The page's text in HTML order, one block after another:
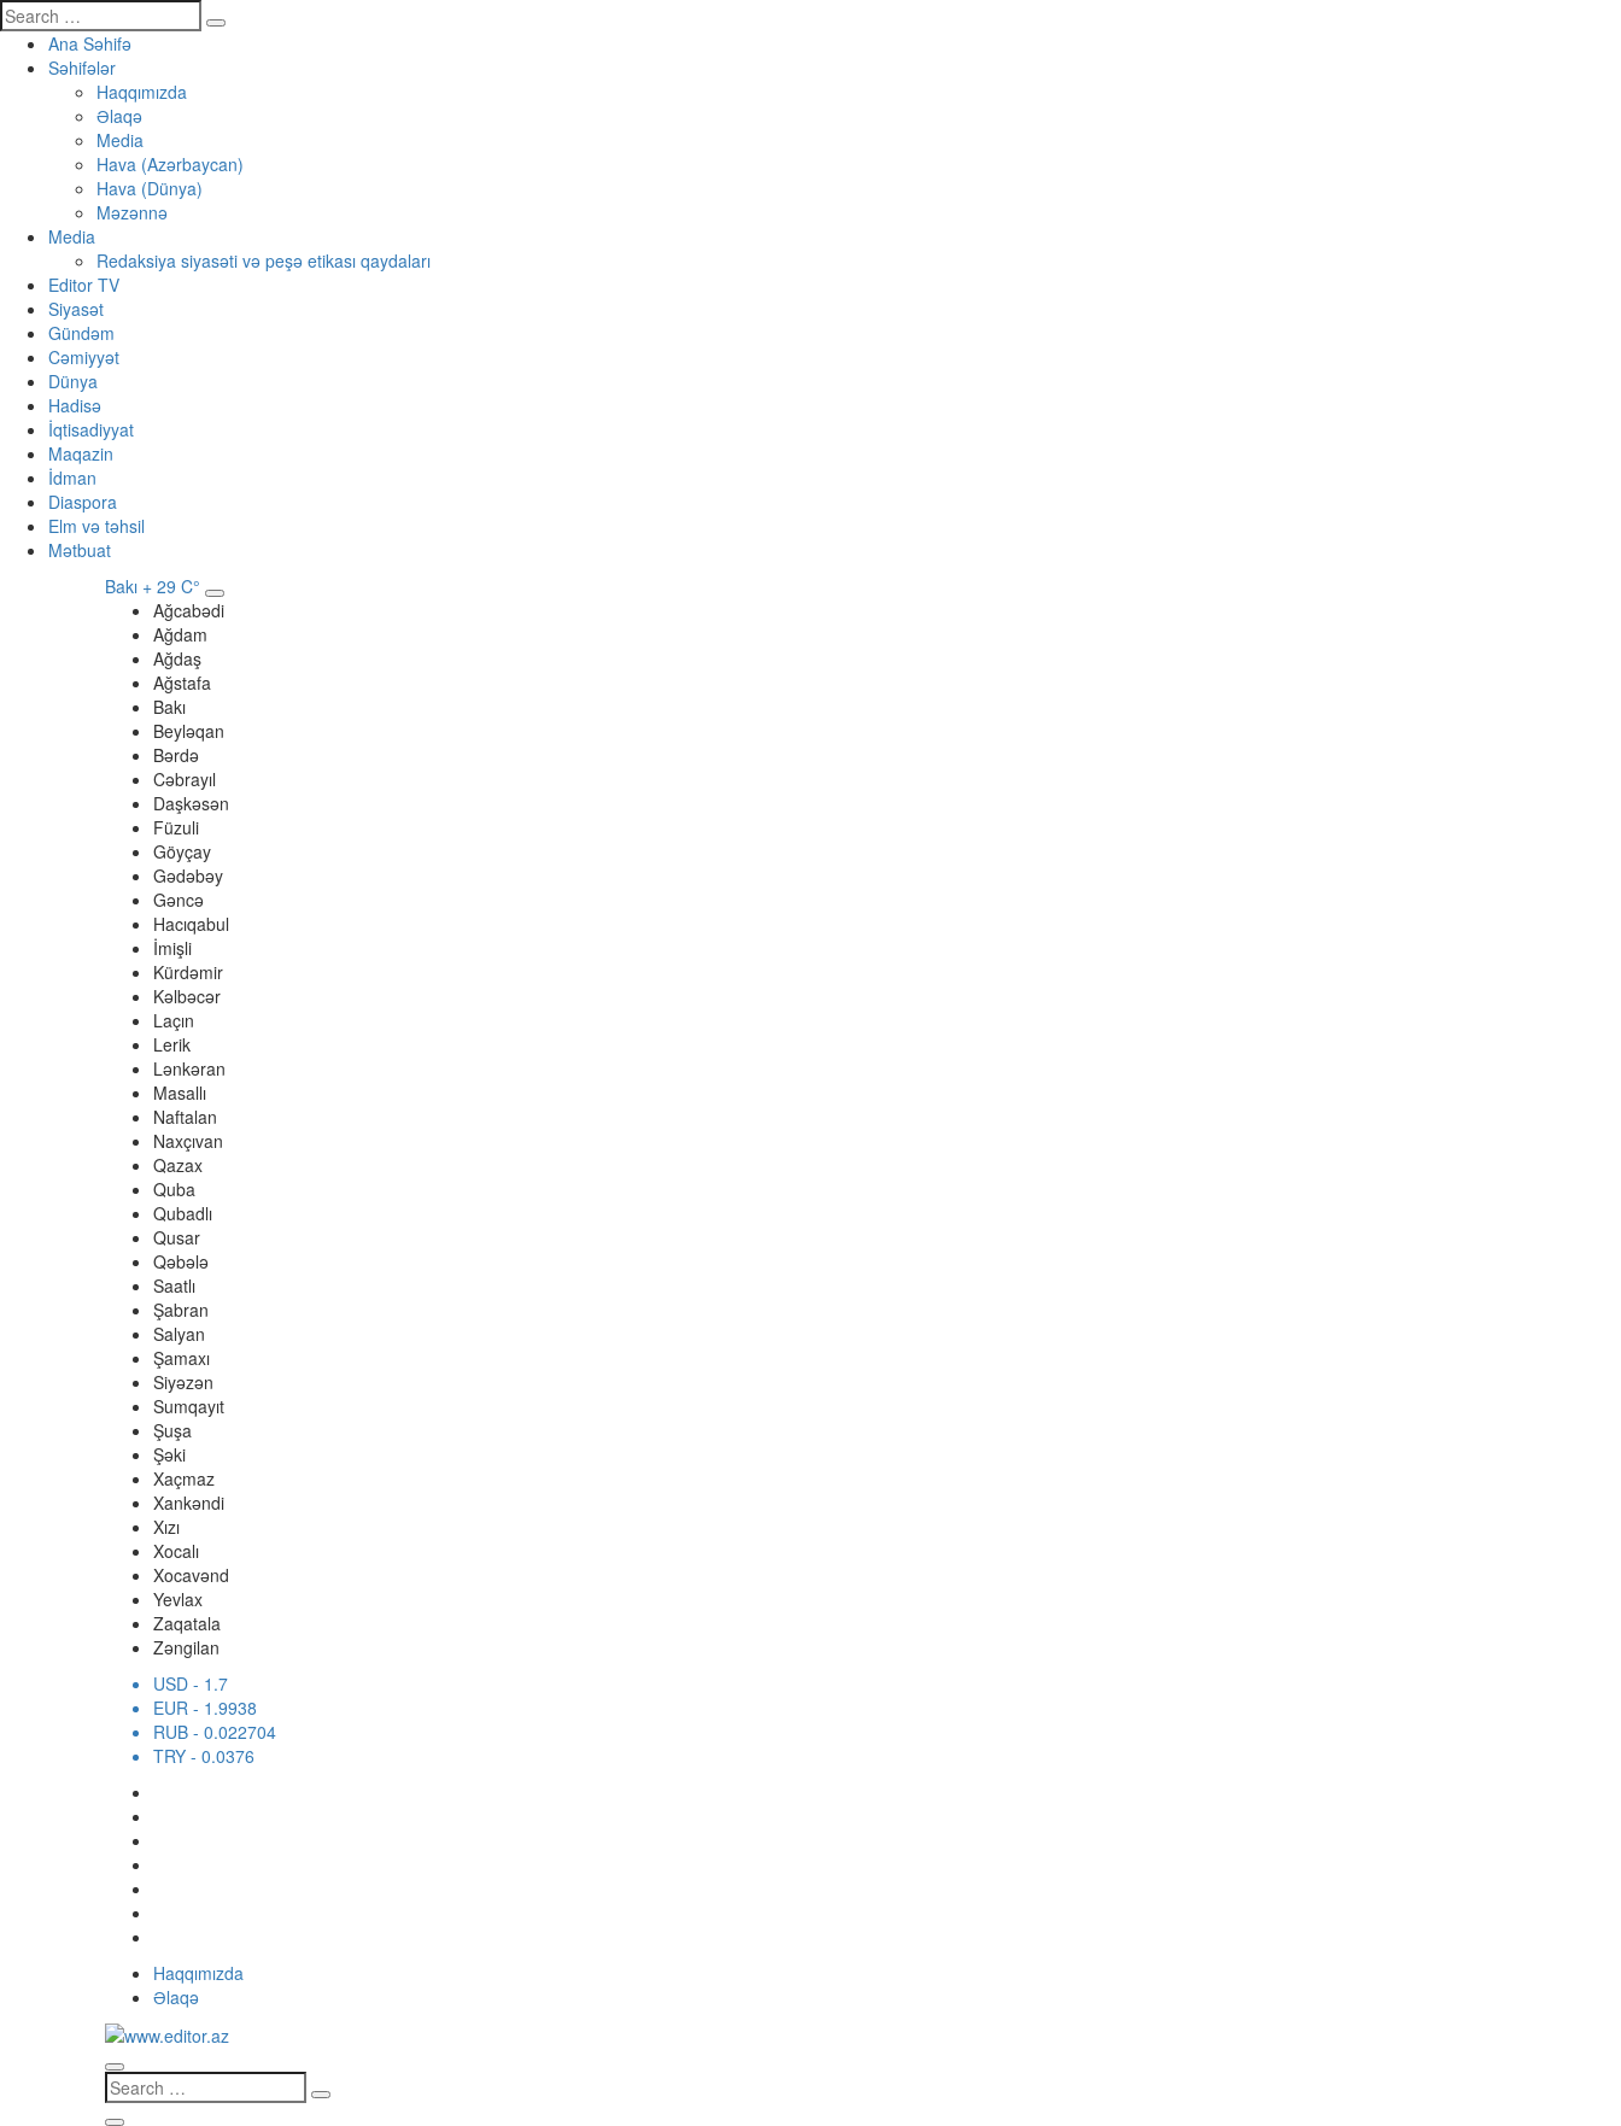
Ana Səhifə
Səhifələr
Haqqımızda
Əlaqə
Media
Hava (Azərbaycan)
Hava (Dünya)
Məzənnə
Media
Redaksiya siyasəti və peşə etikası qaydaları
Editor TV
Siyasət
Gündəm
Cəmiyyət
Dünya
Hadisə
İqtisadiyyat
Maqazin
İdman
Diaspora
Elm və təhsil
Mətbuat
Bakı + 29 C°
Ağcabədi
Ağdam
Ağdaş
Ağstafa
Bakı
Beyləqan
Bərdə
Cəbrayıl
Daşkəsən
Füzuli
Göyçay
Gədəbəy
Gəncə
Hacıqabul
İmişli
Kürdəmir
Kəlbəcər
Laçın
Lerik
Lənkəran
Masallı
Naftalan
Naxçıvan
Qazax
Quba
Qubadlı
Qusar
Qəbələ
Saatlı
Şabran
Salyan
Şamaxı
Siyəzən
Sumqayıt
Şuşa
Şəki
Xaçmaz
Xankəndi
Xızı
Xocalı
Xocavənd
Yevlax
Zaqatala
Zəngilan
USD - 1.7
EUR - 1.9938
RUB - 0.022704
TRY - 0.0376
Haqqımızda
Əlaqə